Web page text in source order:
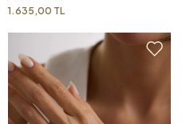
1.635,00 TL